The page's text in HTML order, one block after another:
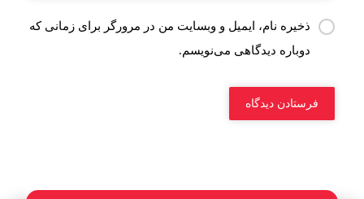
ذخیره نام، ایمیل و وبسایت من در مرورگر برای زمانی که
دوباره دیدگاهی می‌نویسم.